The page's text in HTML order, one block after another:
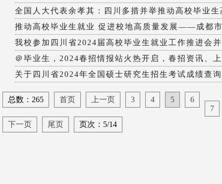
全国人大代表余孝其：四川多措并举推动高校毕业
推动高校毕业生就业 促进校地高质量发展——成都
我校参加四川省2024届高校毕业生就业工作推进会
＠毕业生，2024春招情报站火热开启，春招资讯、
关于四川省2024年全国硕士研究生招生考试成绩查
总数：265 首页 上一页 3 4 5
6
7
下一页
尾页 页次：5/14